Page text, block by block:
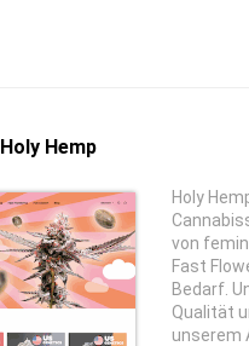
Holy Hemp
Holy
von
Fast
Bedarf.
Qualität
unserem